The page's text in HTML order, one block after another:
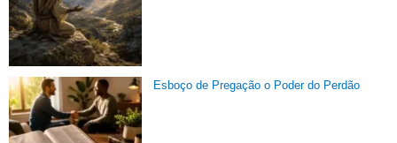
Esboço de Pregação o Poder do Perdão